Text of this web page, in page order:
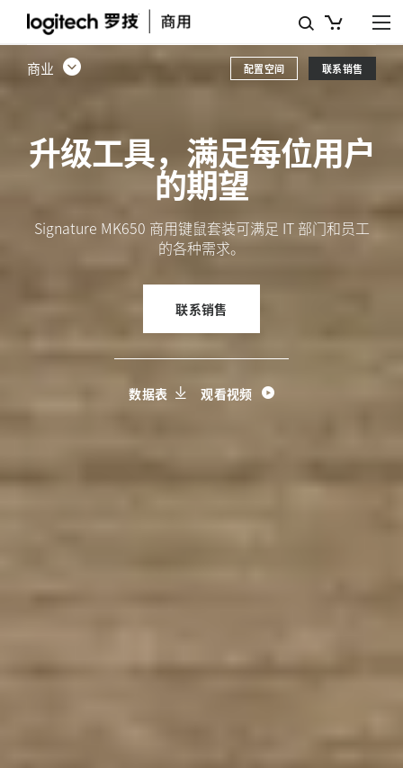
SIGNATURE
MK650
商
键
商业 联系销售
配置空间
升级工具，满足每位用户
的期望
Signature MK650 商用键鼠套装可满足 IT 部门和员工
的各种需求。
联系销售
数据表 观看视频